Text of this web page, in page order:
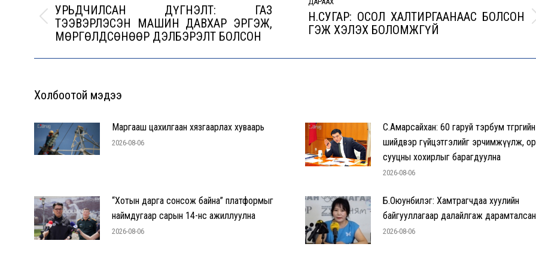
Previous
post:
УРЬДЧИЛСАН ДҮГНЭЛТ: ГАЗ
ТЭЭВЭРЛЭСЭН МАШИН ДАВХАР ЭРГЭЖ,
МӨРГӨЛДСӨНӨӨР ДЭЛБЭРЭЛТ БОЛСОН
Next
Н.СУГАР: ОСОЛ ХАЛТИРГААНААС БОЛСОН
ГЭЖ ХЭЛЭХ БОЛОМЖГҮЙ
Холбоотой мэдээ
Маргааш цахилгаан хязгаарлах хуваарь
2026-08-06
С.Амарсайхан: 60 гаруй тэрбум төгрөгийн
шийдвэр гүйцэтгэлийг эрчимжүүлж,
сууцны хохирлыг барагдуулна
2026-08-06
“Хотын дарга сонсож байна” платформыг
наймдугаар сарын 14-нөөс ажиллуулна
2026-08-06
Б.Оюунбилэг: Хамтрагчдаа хуулийн
байгууллагаар далайлгаж дарамталсан
2026-08-06